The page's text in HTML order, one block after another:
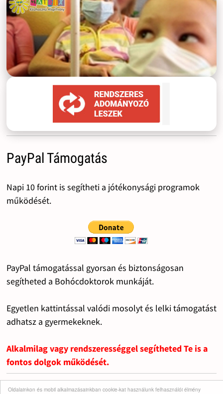
Oldalainkon és mobil alkalmazásainkban cookie-kat használunk felhasználói élmény
PayPal Támogatás
Napi 10 forint is segítheti a jótékonysági programok
működését.
PayPal támogatással gyorsan és biztonságosan
segítheted a Bohócdoktorok munkáját.
Egyetlen kattintással valódi mosolyt és lelki támogatást
adhatsz a gyermekeknek.
Alkalmilag vagy rendszerességgel segítheted Te is a
fontos dolgok működését.